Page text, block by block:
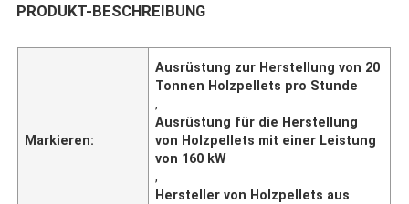
PRODUKT-BESCHREIBUNG
Markieren:
Ausrüstung zur Herstellung von 20
Tonnen Holzpellets pro Stunde
,
Ausrüstung für die Herstellung
von Holzpellets mit einer Leistung
von 160 kW
,
Hersteller von Holzpellets aus